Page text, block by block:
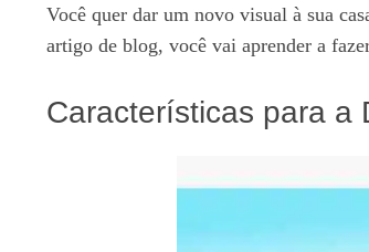
Você quer dar um novo visual à sua
artigo de blog, você vai aprender a
Características para a